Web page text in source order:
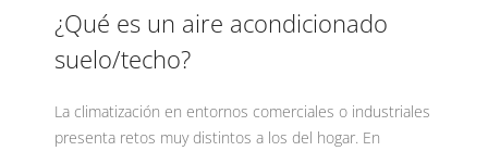
¿Qué es un aire acondicionado
suelo/techo?
La climatización en entornos comerciales o industriales
presenta retos muy distintos a los del hogar. En